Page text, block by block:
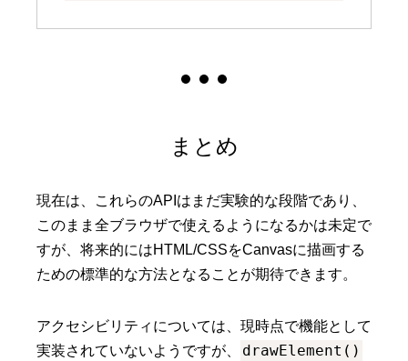
まとめ
現在は、これらのAPIはまだ実験的な段階であり、
このまま全ブラウザで使えるようになるかは未定で
すが、将来的にはHTML/CSSをCanvasに描画する
ための標準的な方法となることが期待できます。
アクセシビリティについては、現時点で機能として
実装されていないようですが、
drawElement()